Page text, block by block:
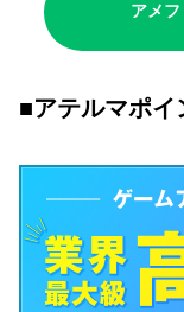
アメ
■アテルマポイ